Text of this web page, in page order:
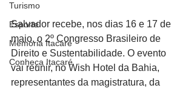
Turismo
Esporte
Memória Itacaré
Conheça Itacaré
Salvador recebe, nos dias 16 e 17 de
maio, o 2º Congresso Brasileiro de
Direito e Sustentabilidade. O evento
vai reunir, no Wish Hotel da Bahia,
representantes da magistratura, da